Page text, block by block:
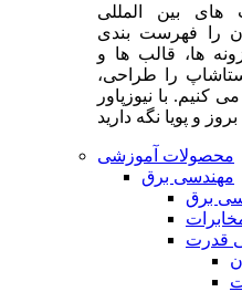
بین المللی
را فهرست بندی
ها، قالب ها و
را طراحی،
با نیوزپاور
محصولات آموزشی
مهندسی برق
برق
قدرت